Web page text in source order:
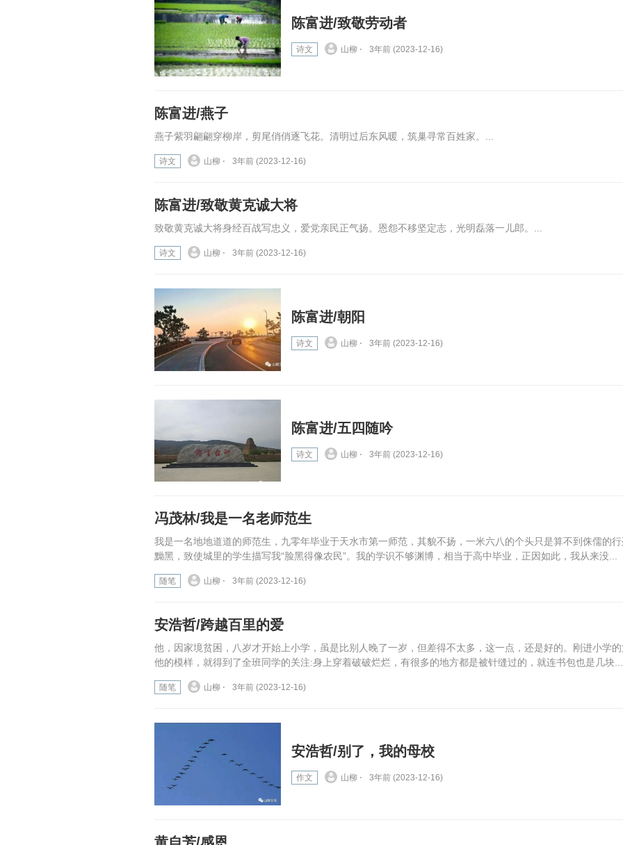
陈富进/致敬劳动者
诗文 山柳 ⋅ 3年前 (2023-12-16)
陈富进/燕子
燕子紫羽翩翩穿柳岸，剪尾俏俏逐飞花。清明过后东风暖，筑巢寻常百姓家。...
诗文 山柳 ⋅ 3年前 (2023-12-16)
陈富进/致敬黄克诚大将
致敬黄克诚大将身经百战写忠义，爱党亲民正气扬。恩怨不移坚定志，光明磊落一儿郎。...
诗文 山柳 ⋅ 3年前 (2023-12-16)
陈富进/朝阳
诗文 山柳 ⋅ 3年前 (2023-12-16)
陈富进/五四随吟
诗文 山柳 ⋅ 3年前 (2023-12-16)
冯茂林/我是一名老师范生
我是一名地地道道的师范生，九零年毕业于天水市第一师范，其貌不扬，一米六八的个头只是算不到侏儒的
黝黑，致使城里的学生描写我“脸黑得像农民”。我的学识不够渊博，相当于高中毕业，正因如此，我从来没...
随笔 山柳 ⋅ 3年前 (2023-12-16)
安浩哲/跨越百里的爱
他，因家境贫困，八岁才开始上小学，虽是比别人晚了一岁，但差得不太多，这一点，还是好的。刚进小学
他的模样，就得到了全班同学的关注:身上穿着破破烂烂，有很多的地方都是被针缝过的，就连书包也是几块...
随笔 山柳 ⋅ 3年前 (2023-12-16)
安浩哲/别了，我的母校
作文 山柳 ⋅ 3年前 (2023-12-16)